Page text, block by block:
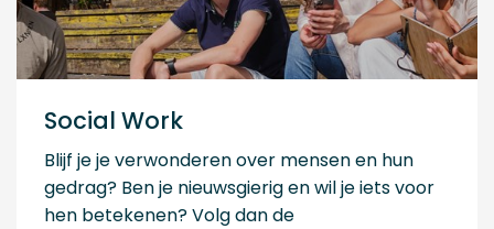
Social Work
Blijf je je verwonderen over mensen en hun
gedrag? Ben je nieuwsgierig en wil je iets voor
hen betekenen? Volg dan de